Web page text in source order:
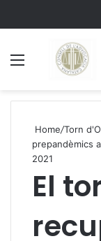
Home/Torn
prepandèmics
2021
El